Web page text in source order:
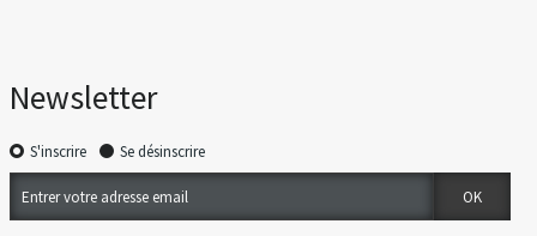
Newsletter
S'inscrire Se désinscrire